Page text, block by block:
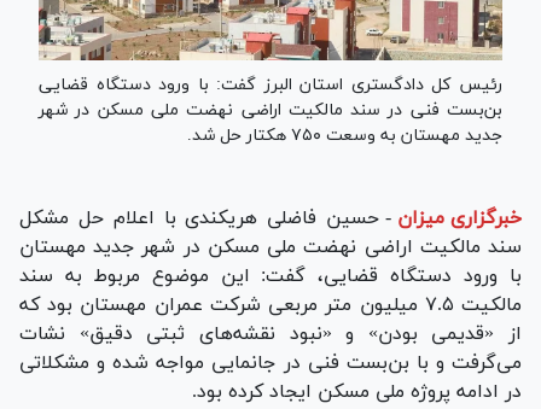
رئیس کل دادگستری استان البرز گفت: با ورود دستگاه قضایی
بن‌بست فنی در سند مالکیت اراضی نهضت ملی مسکن در شهر
جدید مهستان به وسعت ۷۵۰ هکتار حل شد.
خبرگزاری میزان - حسین فاضلی هریکندی با اعلام حل مشکل
سند مالکیت اراضی نهضت ملی مسکن در شهر جدید مهستان
با ورود دستگاه قضایی، گفت: این موضوع مربوط به سند
مالکیت ۷.۵ میلیون متر مربعی شرکت عمران مهستان بود که
از «قدیمی بودن» و «نبود نقشه‌های ثبتی دقیق» نشات
می‌گرفت و با بن‌بست فنی در جانمایی مواجه شده و مشکلاتی
در ادامه پروژه ملی مسکن ایجاد کرده بود.